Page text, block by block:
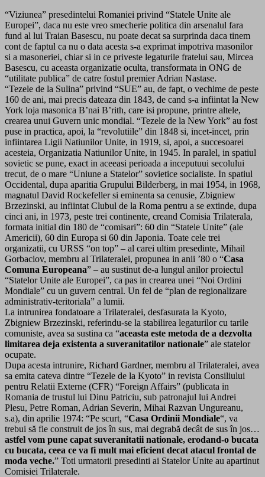
“Viziunea” presedintelui Romaniei privind “Statele Unite ale
Europei”, daca nu este vreo smecherie politica din arsenalul fara
fund al lui Traian Basescu, nu poate decat sa surprinda daca tinem
cont de faptul ca nu o data acesta s-a exprimat impotriva masonilor
si a masoneriei, chiar si in ce priveste legaturile fratelui sau, Mircea
Basescu, cu aceasta organizatie oculta, transformata in ONG de
“utilitate publica” de catre fostul premier Adrian Nastase.
“Tezele de la Sulina” privind “SUE” au, de fapt, o vechime de peste
160 de ani, mai precis dateaza din 1843, de cand s-a infiintat la New
York loja masonica B’nai B’rith, care isi propune, printre altele,
crearea unui Guvern unic mondial. “Tezele de la New York” au fost
puse in practica, apoi, la “revolutiile” din 1848 si, incet-incet, prin
infiintarea Ligii Natiunilor Unite, in 1919, si, apoi, a succesoarei
acesteia, Organizatia Natiunilor Unite, in 1945. In paralel, in spatiul
sovietic se pune, exact in aceeasi perioada a inceputuui secolului
trecut, de o mare “Uniune a Statelor” sovietice socialiste. In spatiul
Occidental, dupa aparitia Grupului Bilderberg, in mai 1954, in 1968,
magnatul David Rockefeller si eminenta sa cenusie, Zbigniew
Brzezinski, au infiintat Clubul de la Roma pentru a se extinde, dupa
cinci ani, in 1973, peste trei continente, creand Comisia Trilaterala,
formata initial din 180 de “comisari”: 60 din “Statele Unite” (ale
Americii), 60 din Europa si 60 din Japonia. Toate cele trei
organizatii, cu URSS “on top” – al carei ultim presedinte, Mihail
Gorbaciov, membru al Trilateralei, propunea in anii ’80 o “Casa
Comuna Europeana” – au sustinut de-a lungul anilor proiectul
“Statelor Unite ale Europei”, ca pas in crearea unei “Noi Ordini
Mondiale” cu un guvern central. Un fel de “plan de regionalizare
administrativ-teritoriala” a lumii.
La intrunirea fondatoare a Trilateralei, desfasurata la Kyoto,
Zbigniew Brzezinski, referindu-se la stabilirea legaturilor cu tarile
comuniste, avea sa sustina ca “aceasta este metoda de a dezvolta
limitarea deja existenta a suveranitatilor nationale” ale statelor
ocupate.
Dupa acesta intrunire, Richard Gardner, membru al Trilateralei, avea
sa emita cateva dintre “Tezele de la Kyoto” in revista Consiliului
pentru Relatii Externe (CFR) “Foreign Affairs” (publicata in
Romania de trustul lui Dinu Patriciu, sub patronajul lui Andrei
Plesu, Petre Roman, Adrian Severin, Mihai Razvan Ungureanu,
s.a), din aprilie 1974: “Pe scurt, “Casa Ordinii Mondiale“, va
trebui să fie construit de jos în sus, mai degrabă decât de sus în jos…
astfel vom pune capat suveranitatii nationale, erodand-o bucata
cu bucata, ceea ce va fi mult mai eficient decat atacul frontal de
moda veche.” Toti urmatorii presedinti ai Statelor Unite au apartinut
Comisiei Trilaterale.